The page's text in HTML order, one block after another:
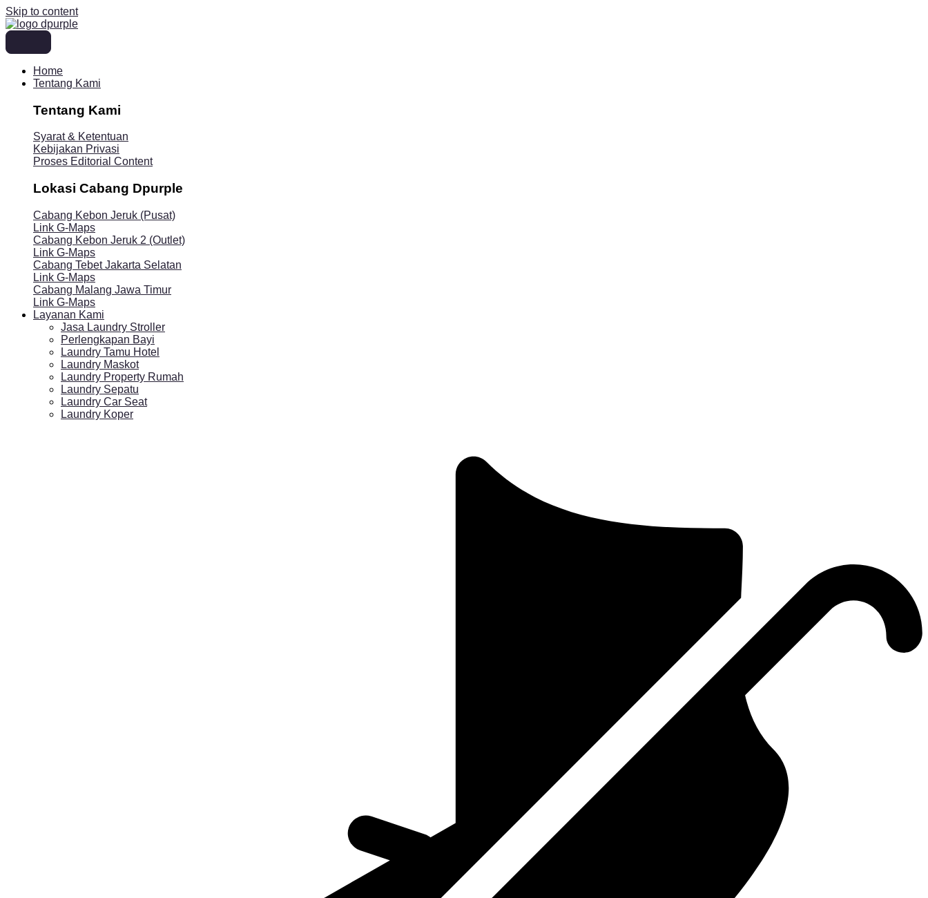
Skip to content
Home
Tentang Kami
Tentang Kami
Syarat & Ketentuan
Kebijakan Privasi
Proses Editorial Content
Lokasi Cabang Dpurple
Cabang Kebon Jeruk (Pusat)
Link G-Maps
Cabang Kebon Jeruk 2 (Outlet)
Link G-Maps
Cabang Tebet Jakarta Selatan
Link G-Maps
Cabang Malang Jawa Timur
Link G-Maps
Layanan Kami
Jasa Laundry Stroller
Perlengkapan Bayi
Laundry Tamu Hotel
Laundry Maskot
Laundry Property Rumah
Laundry Sepatu
Laundry Car Seat
Laundry Koper